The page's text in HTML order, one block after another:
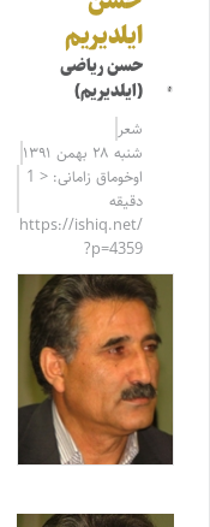
ایلدیریم
حسن ریاضی
(ایلدیریم)
شعر
شنبه ۲۸ بهمن ۱۳۹۱
اوخوماق زامانی: < 1
دقیقه
https://ishiq.net/
?p=4359